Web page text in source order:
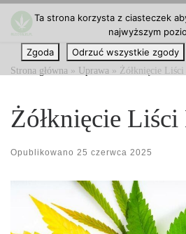
Przejdź do treści
Strona główna » Uprawa » Żółknięcie
Żółknięcie
Opublikowano 25 czerwca 2025
Ta strona korzysta z ciasteczek
najwyższym
Zgoda
Odrzuć wszystkie zgody